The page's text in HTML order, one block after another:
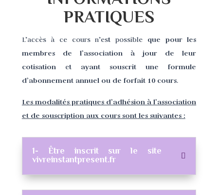
PRATIQUES
L’accès à ce cours n’est possible que pour les
membres de l’association à jour de leur
cotisationet ayant souscrit une formule
d’abonnement annuel ou de forfait 10 cours.
Les modalités pratiques d’adhésion à l’association
et de souscription aux cours sont les suivantes :
1- Être inscrit sur le site
vivreinstantpresent.fr